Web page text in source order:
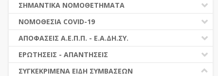
ΣΗΜΑΝΤΙΚΑ ΝΟΜΟΘΕΤΗΜΑΤΑ
ΔΗΜΟΣΙΕΣ ΣΥΜΒΑΣΕΙΣ (Ν. 4412/2016)
ΔΗΜΟΤΙΚΟΣ ΚΩΔΙΚΑΣ (Ν.3463/2006)
ΚΑΛΛΙΚΡΑΤΗΣ (Ν.3852/2010)
ΝΟΜΟΘΕΣΙΑ - ΝΟΜΟΛΟΓΙΑ (ΣΥΝΟΛΟ)
ΝΟΜΟΘΕΣΙΑ COVID-19
ΝΟΜΟΘΕΣΙΑ - ΝΟΜΟΛΟΓΙΑ COVID -19
ΕΡΩΤΗΣΕΙΣ - ΑΠΑΝΤΗΣΕΙΣ
ΑΠΟΦΑΣΕΙΣ Α.Ε.Π.Π. - Ε.Α.ΔΗ.ΣΥ.
ΠΡΟΔΙΚΑΣΤΙΚΗ ΠΡΟΣΦΥΓΗ
ΓΕΝΙΚΟΙ ΚΑΝΟΝΕΣ
ΕΡΩΤΗΣΕΙΣ - ΑΠΑΝΤΗΣΕΙΣ
Ν. 4782/2021 - ΤΡΟΠΟΠΟΙΗΣΗ 4412/2016
ΣΥΓΚΕΚΡΙΜΕΝΑ ΕΙΔΗ ΣΥΜΒΑΣΕΩΝ